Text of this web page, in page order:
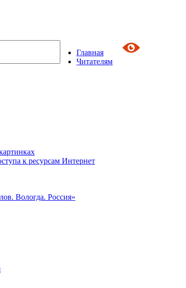
Главная
Читателям
к ресурсам Интернет
Вологда. Россия»